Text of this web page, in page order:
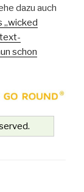
dazu auch
„wicked
schon